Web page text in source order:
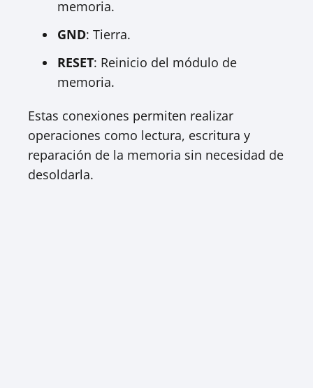
memoria.
GND: Tierra.
RESET: Reinicio del módulo de
memoria.
Estas conexiones permiten realizar
operaciones como lectura, escritura y
reparación de la memoria sin necesidad de
desoldarla.